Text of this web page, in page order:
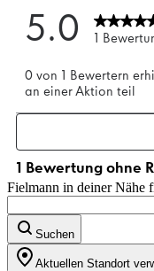
Fielmann in deiner Nähe
Suchen
Aktuellen Standort